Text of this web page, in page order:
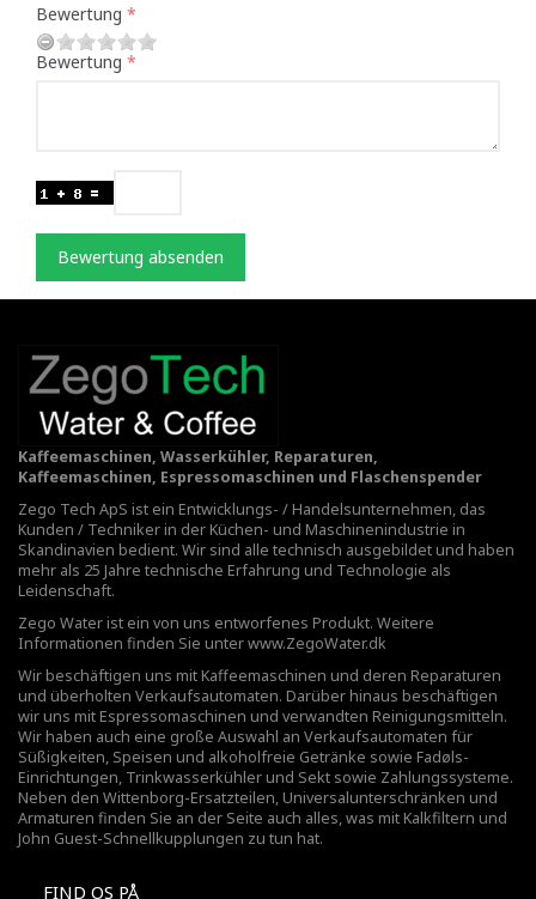
Bewertung
Bewertung
Bewertung absenden
Kaffeemaschinen, Wasserkühler, Reparaturen,
Kaffeemaschinen, Espressomaschinen und Flaschenspender
Zego Tech ApS ist ein Entwicklungs- / Handelsunternehmen, das
Kunden / Techniker in der Küchen- und Maschinenindustrie in
Skandinavien bedient. Wir sind alle technisch ausgebildet und haben
mehr als 25 Jahre technische Erfahrung und Technologie als
Leidenschaft.
Zego Water ist ein von uns entworfenes Produkt. Weitere
Informationen finden Sie unterwww.ZegoWater.dk
Wir beschäftigen uns mit Kaffeemaschinen und deren Reparaturen
und überholten Verkaufsautomaten. Darüber hinaus beschäftigen
wir uns mit Espressomaschinen und verwandten Reinigungsmitteln.
Wir haben auch eine große Auswahl an Verkaufsautomaten für
Süßigkeiten, Speisen und alkoholfreie Getränke sowie Fadøls-
Einrichtungen, Trinkwasserkühler und Sekt sowie Zahlungssysteme.
Neben den Wittenborg-Ersatzteilen, Universalunterschränken und
Armaturen finden Sie an der Seite auch alles, was mit Kalkfiltern und
John Guest-Schnellkupplungen zu tun hat.
FIND OS PÅ